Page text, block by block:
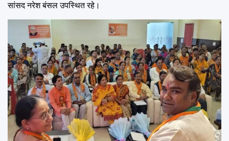
सांसद नरेश बंसल उपस्थित रहे।